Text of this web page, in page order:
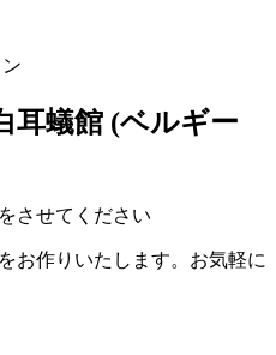
耳蟻館 (ベルギー
させてください
お作りいたします。お気軽に